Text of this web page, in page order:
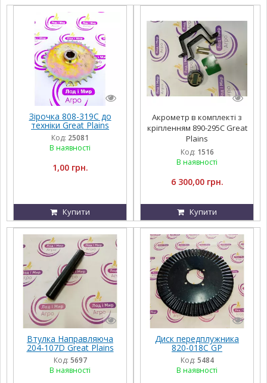
Зірочка 808-319C до
техніки Great Plains
Код: 25081
В наявності
1,00 грн.
Купити
Акрометр в комплекті з
кріпленням 890-295С Great
Plains
Код: 1516
В наявності
6 300,00 грн.
Купити
Втулка Направляюча
204-107D Great Plains
Код: 5697
В наявності
Диск передплужника
820-018C GP
Код: 5484
В наявності